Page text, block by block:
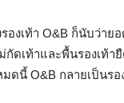
งเท้า O&B ก็นับว่าย
กัดเท้าและพื้นรองเท้
นี้ O&B กลายเป็นร